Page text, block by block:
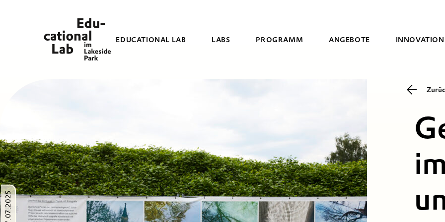
EDUCATIONAL LAB LABS PROGRAMM ANGEBOTE
17.07.2025